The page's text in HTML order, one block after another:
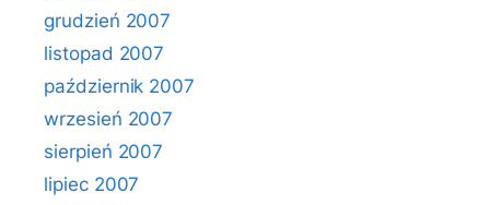
grudzień 2007
listopad 2007
październik 2007
wrzesień 2007
sierpień 2007
lipiec 2007